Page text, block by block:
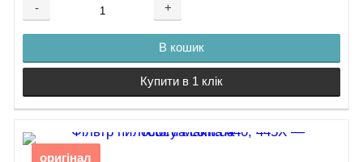
- +
В кошик
Купити в 1 клік
оригінал